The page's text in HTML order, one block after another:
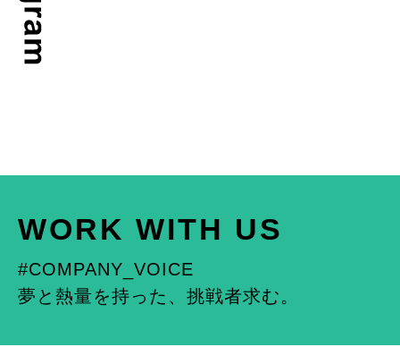
WORK WITH US
#COMPANY_VOICE
夢と熱量を持った、挑戦者求む。